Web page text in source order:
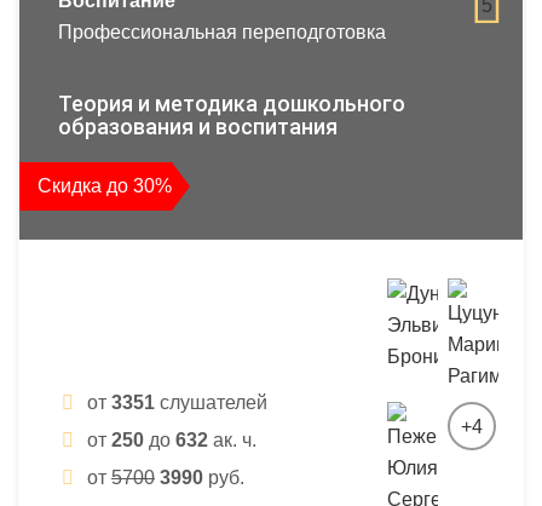
5
Профессиональная переподготовка
Теория и методика дошкольного
образования и воспитания
Скидка до 30%
от 3351 слушателей
от 250 до 632 ак. ч.
от 5700 3990 руб.
+4